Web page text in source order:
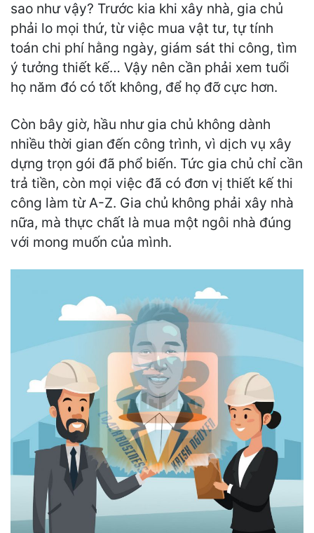
sao như vậy? Trước kia khi xây nhà, gia chủ
phải lo mọi thứ, từ việc mua vật tư, tự tính
toán chi phí hằng ngày, giám sát thi công, tìm
ý tưởng thiết kế… Vậy nên cần phải xem tuổi
họ năm đó có tốt không, để họ đỡ cực hơn.
Còn bây giờ, hầu như gia chủ không dành
nhiều thời gian đến công trình, vì dịch vụ xây
dựng trọn gói đã phổ biến. Tức gia chủ chỉ cần
trả tiền, còn mọi việc đã có đơn vị thiết kế thi
công làm từ A-Z. Gia chủ không phải xây nhà
nữa, mà thực chất là mua một ngôi nhà đúng
với mong muốn của mình.